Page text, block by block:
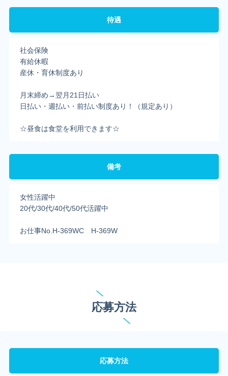
待遇
社会保険
有給休暇
産休・育休制度あり
月末締め→翌月21日払い
日払い・週払い・前払い制度あり！（規定あり）
☆昼食は食堂を利用できます☆
備考
女性活躍中
20代/30代/40代/50代活躍中
お仕事No.H-369WC H-369W
応募方法
応募方法